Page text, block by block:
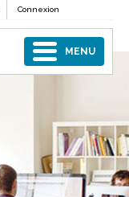
Connexion
MENU